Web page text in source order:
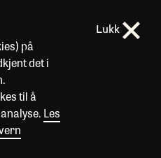
på
det i
til å
Les
Lukk